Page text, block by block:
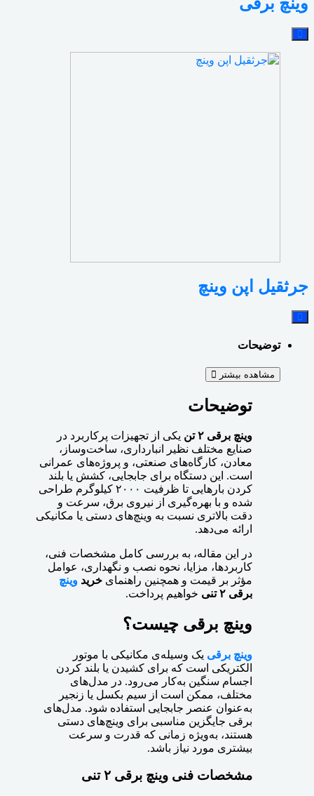
وینچ برقی
جرثقیل اپن وینچ
توضیحات
مشاهده بیشتر
توضیحات
وینچ برقی ۲ تن
یکی از تجهیزات پرکاربرد در
صنایع مختلف نظیر انبارداری، ساخت‌وساز،
معادن، کارگاه‌های صنعتی، و پروژه‌های عمرانی
است. این دستگاه برای جابجایی، کشش یا بلند
کردن بارهایی تا ظرفیت ۲۰۰۰ کیلوگرم طراحی
شده و با بهره‌گیری از نیروی برق، سرعت و
دقت بالاتری نسبت به وینچ‌های دستی یا مکانیکی
ارائه می‌دهد.
در این مقاله، به بررسی کامل مشخصات فنی،
کاربردها، مزایا، نحوه نصب و نگهداری، عوامل
مؤثر بر قیمت و همچنین راهنمای خرید وینچ
برقی ۲ تنی
خواهیم پرداخت.
وینچ برقی چیست؟
وینچ برقی یک وسیله‌ی مکانیکی با موتور
الکتریکی است که برای کشیدن یا بلند کردن
اجسام سنگین به‌کار می‌رود. در مدل‌های
مختلف، ممکن است از سیم بکسل یا زنجیر
به‌عنوان عنصر جابجایی استفاده شود. مدل‌های
برقی جایگزین مناسبی برای وینچ‌های دستی
هستند، به‌ویژه زمانی که قدرت و سرعت
بیشتری مورد نیاز باشد.
مشخصات فنی وینچ برقی ۲ تنی